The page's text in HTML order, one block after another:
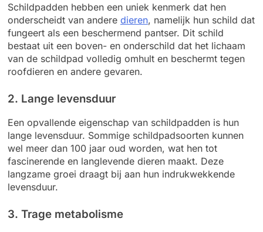
Schildpadden hebben een uniek kenmerk dat hen
onderscheidt van andere dieren, namelijk hun schild dat
fungeert als een beschermend pantser. Dit schild
bestaat uit een boven- en onderschild dat het lichaam
van de schildpad volledig omhult en beschermt tegen
roofdieren en andere gevaren.
2. Lange levensduur
Een opvallende eigenschap van schildpadden is hun
lange levensduur. Sommige schildpadsoorten kunnen
wel meer dan 100 jaar oud worden, wat hen tot
fascinerende en langlevende dieren maakt. Deze
langzame groei draagt bij aan hun indrukwekkende
levensduur.
3. Trage metabolisme